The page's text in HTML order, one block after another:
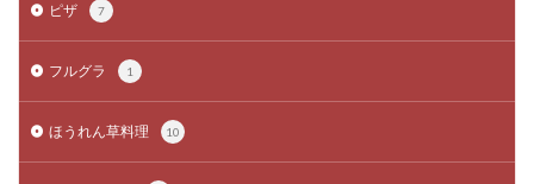
ピザ 7
フルグラ 1
ほうれん草料理 10